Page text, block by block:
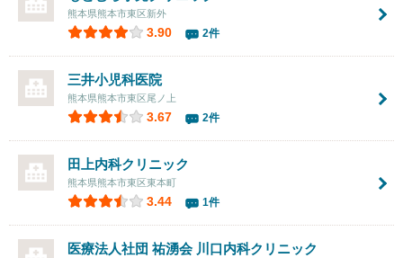
熊本県熊本市東区新外
3.90 2件
三井小児科医院
熊本県熊本市東区尾ノ上
3.67 2件
田上内科クリニック
熊本県熊本市東区東本町
3.44 1件
医療法人社団 祐湧会 川口内科クリニック